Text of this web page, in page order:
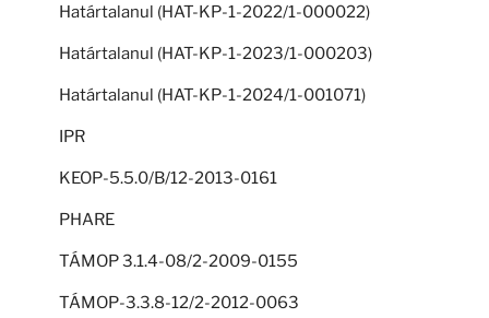
Határtalanul (HAT-KP-1-2022/1-000022)
Határtalanul (HAT-KP-1-2023/1-000203)
Határtalanul (HAT-KP-1-2024/1-001071)
IPR
KEOP-5.5.0/B/12-2013-0161
PHARE
TÁMOP 3.1.4-08/2-2009-0155
TÁMOP-3.3.8-12/2-2012-0063